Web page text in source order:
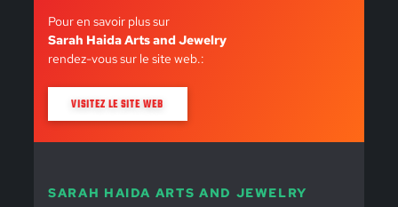
Pour en savoir plus sur
Sarah Haida Arts and Jewelry
rendez-vous sur le site web.:
VISITEZ LE SITE WEB
SARAH HAIDA ARTS AND JEWELRY